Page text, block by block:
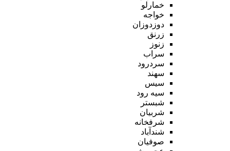
خمارلو
خواجه
دوزدوزان
زرنق
زنوز
سراب
سردرود
سهند
سیس
سیه رود
شبستر
شربیان
شرفخانه
شندآباد
صوفیان